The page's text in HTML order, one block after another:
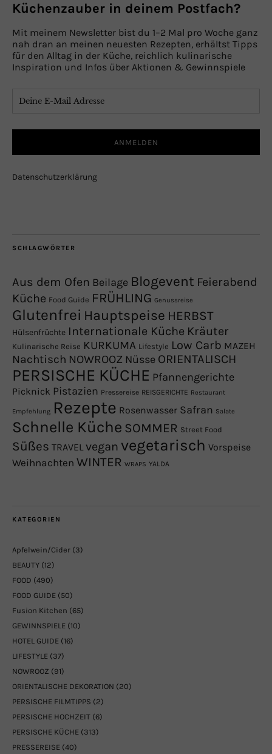
Küchenzauber in deinem Postfach?
Mit meinem Newsletter bist du 1–2 Mal pro Woche ganz
nah dran an meinen neuesten Rezepten, erhältst Tipps
für den Alltag in der Küche, reichlich kulinarische
Inspiration und Infos über Aktionen & Gewinnspiele
Datenschutzerklärung
SCHLAGWÖRTER
Aus dem Ofen Beilage Blogevent Feierabend
Küche Food Guide FRÜHLING Genussreise
Glutenfrei Hauptspeise HERBST
Hülsenfrüchte Internationale Küche Kräuter
Kulinarische Reise KURKUMA Lifestyle Low Carb MAZEH
Nachtisch NOWROOZ Nüsse ORIENTALISCH
PERSISCHE KÜCHE Pfannengerichte
Picknick Pistazien Pressereise REISGERICHTE Restaurant
Empfehlung Rezepte Rosenwasser Safran Salate
Schnelle Küche SOMMER Street Food
Süßes TRAVEL vegan vegetarisch Vorspeise
Weihnachten WINTER WRAPS YALDA
KATEGORIEN
Apfelwein/Cider (3)
BEAUTY (12)
FOOD (490)
FOOD GUIDE (50)
Fusion Kitchen (65)
GEWINNSPIELE (10)
HOTEL GUIDE (16)
LIFESTYLE (37)
NOWROOZ (91)
ORIENTALISCHE DEKORATION (20)
PERSISCHE FILMTIPPS (2)
PERSISCHE HOCHZEIT (6)
PERSISCHE KÜCHE (313)
PRESSEREISE (40)